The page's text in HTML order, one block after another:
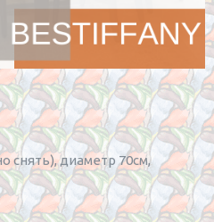
снять), диаметр 70см,